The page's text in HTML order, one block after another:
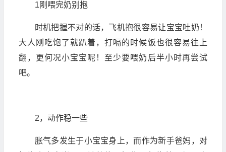
1刚喂完奶别抱
时机把握不对的话，飞机抱很容易让宝宝吐奶！
大人刚吃饱了就趴着，打嗝的时候饭也很容易往上
翻，更何况小宝宝呢！至少要喂奶后半小时再尝试
吧。
2，动作稳一些
胀气多发生于小宝宝身上，而作为新手爸妈，对